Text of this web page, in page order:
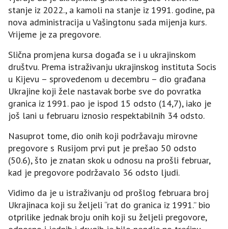
stanje iz 2022., a kamoli na stanje iz 1991. godine, pa
nova administracija u Vašingtonu sada mijenja kurs.
Vrijeme je za pregovore.
Slična promjena kursa događa se i u ukrajinskom
društvu. Prema istraživanju ukrajinskog instituta Socis
u Kijevu – sprovedenom u decembru – dio građana
Ukrajine koji žele nastavak borbe sve do povratka
granica iz 1991. pao je ispod 15 odsto (14,7), iako je
još lani u februaru iznosio respektabilnih 34 odsto.
Nasuprot tome, dio onih koji podržavaju mirovne
pregovore s Rusijom prvi put je prešao 50 odsto
(50.6), što je znatan skok u odnosu na prošli februar,
kad je pregovore podržavalo 36 odsto ljudi.
Vidimo da je u istraživanju od prošlog februara broj
Ukrajinaca koji su željeli “rat do granica iz 1991.” bio
otprilike jednak broju onih koji su željeli pregovore,